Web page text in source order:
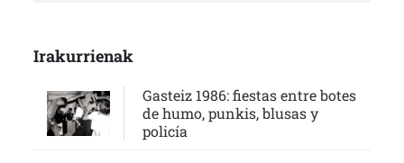
Irakurrienak
Gasteiz 1986: fiestas entre botes
de humo, punkis, blusas y
policía